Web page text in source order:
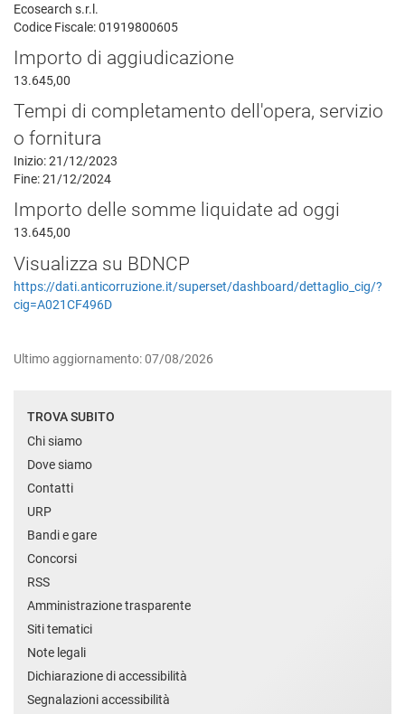
Ecosearch s.r.l.
Codice Fiscale: 01919800605
Importo di aggiudicazione
13.645,00
Tempi di completamento dell'opera, servizio
o fornitura
Inizio: 21/12/2023
Fine: 21/12/2024
Importo delle somme liquidate ad oggi
13.645,00
Visualizza su BDNCP
https://dati.anticorruzione.it/superset/dashboard/dettaglio_cig/?
cig=A021CF496D
Ultimo aggiornamento: 07/08/2026
TROVA SUBITO
Chi siamo
Dove siamo
Contatti
URP
Bandi e gare
Concorsi
RSS
Amministrazione trasparente
Siti tematici
Note legali
Dichiarazione di accessibilità
Segnalazioni accessibilità